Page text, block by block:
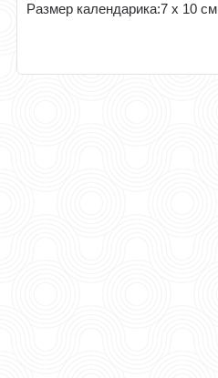
Размер календарика:7 х 10 см